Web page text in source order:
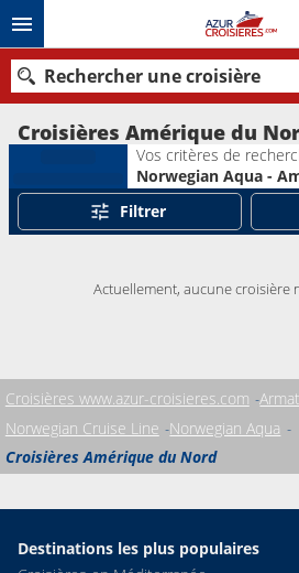
Rechercher une croisière
Nos destinations
Croisières Amérique du
Vos critères de
Norwegian Aqua -
Filtrer
Actuellement, aucune croisière
Croisières www.azur-croisieres.com
Norwegian Cruise Line Norwegian Aqua
Croisières Amérique du Nord
Destinations les plus populaires